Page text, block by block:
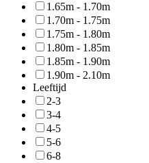
1.65m - 1.70m
1.70m - 1.75m
1.75m - 1.80m
1.80m - 1.85m
1.85m - 1.90m
1.90m - 2.10m
Leeftijd
2-3
3-4
4-5
5-6
6-8